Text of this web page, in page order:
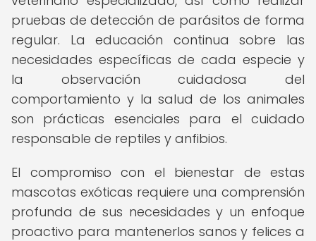
pruebas de detección de parásitos de forma
regular. La educación continua sobre las
necesidades específicas de cada especie y
la observación cuidadosa del
comportamiento y la salud de los animales
son prácticas esenciales para el cuidado
responsable de reptiles y anfibios.
El compromiso con el bienestar de estas
mascotas exóticas requiere una comprensión
profunda de sus necesidades y un enfoque
proactivo para mantenerlos sanos y felices a